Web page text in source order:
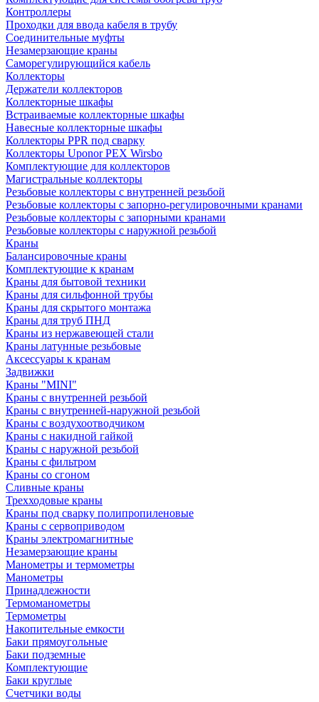
Контроллеры
Проходки для ввода кабеля в трубу
Соединительные муфты
Незамерзающие краны
Саморегулирующийся кабель
Коллекторы
Держатели коллекторов
Коллекторные шкафы
Встраиваемые коллекторные шкафы
Навесные коллекторные шкафы
Коллекторы PPR под сварку
Коллекторы Uponor PEX Wirsbo
Комплектующие для коллекторов
Магистральные коллекторы
Резьбовые коллекторы с внутренней резьбой
Резьбовые коллекторы с запорно-регулировочными кранами
Резьбовые коллекторы с запорными кранами
Резьбовые коллекторы с наружной резьбой
Краны
Балансировочные краны
Комплектующие к кранам
Краны для бытовой техники
Краны для сильфонной трубы
Краны для скрытого монтажа
Краны для труб ПНД
Краны из нержавеющей стали
Краны латунные резьбовые
Аксессуары к кранам
Задвижки
Краны "MINI"
Краны с внутренней резьбой
Краны с внутренней-наружной резьбой
Краны с воздухоотводчиком
Краны с накидной гайкой
Краны с наружной резьбой
Краны с фильтром
Краны со сгоном
Сливные краны
Трехходовые краны
Краны под сварку полипропиленовые
Краны с сервоприводом
Краны электромагнитные
Незамерзающие краны
Манометры и термометры
Манометры
Принадлежности
Термоманометры
Термометры
Накопительные емкости
Баки прямоугольные
Баки подземные
Комплектующие
Баки круглые
Счетчики воды